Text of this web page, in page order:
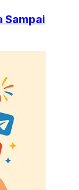
Sampai